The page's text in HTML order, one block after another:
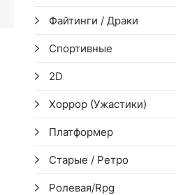
Файтинги / Драки
Спортивные
2D
Хоррор (Ужастики)
Платформер
Старые / Ретро
Ролевая/Rpg